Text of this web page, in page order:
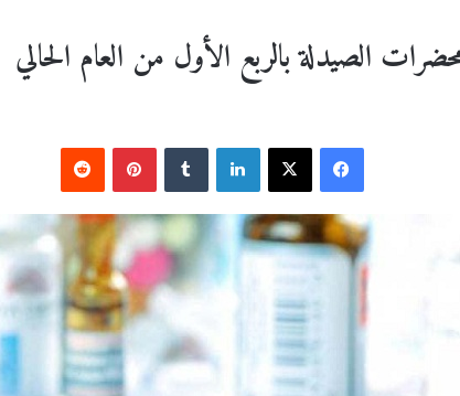
الصيدلة بالربع الأول من العام الحالي
فيسبوك‫X لينكدإن ‏Tumblr بينتيريست
‏Reddit